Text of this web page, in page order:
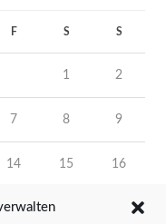
F S S
1 2
7 8 9
14 15 16
21